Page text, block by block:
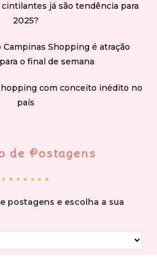
já são tendência para
2025?
Campinas Shopping é atração
o final de semana
com conceito inédito no
país
de Postagens
postagens e escolha a sua